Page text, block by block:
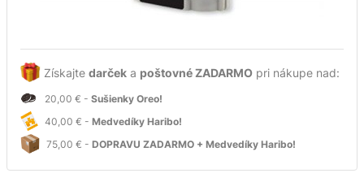
Získajte darček a poštovné ZADARMO pri nákupe nad:
20,00 € - Sušienky Oreo!
40,00 € - Medvedíky Haribo!
75,00 € - DOPRAVU ZADARMO + Medvedíky Haribo!